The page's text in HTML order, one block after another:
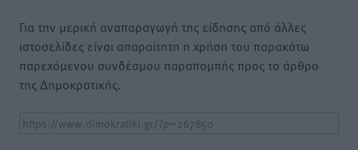
Για την μερική αναπαραγωγή της είδησης από άλλες
ιστοσελίδες είναι απαραίτητη η χρήση του παρακάτω
παρεχόμενου συνδέσμου παραπομπής προς το άρθρο
της Δημοκρατικής.